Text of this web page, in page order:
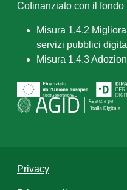
Cofinanziato con il
Misura 1.4.2
servizi pubblici
Misura 1.4.3
Privacy